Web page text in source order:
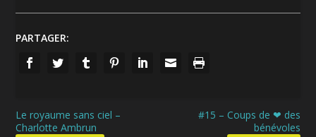
PARTAGER:
Le royaume sans ciel –
Charlotte Ambrun
#15 – Coups de ❤ des
bénévoles